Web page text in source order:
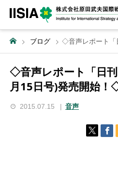
ブログ ◇音声レポート「日刊・
◇音声レポート「日
月15日号)発売開始！
2015.07.15 音声